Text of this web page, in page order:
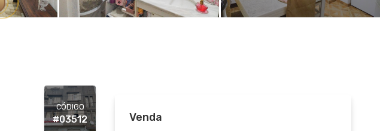
CÓDIGO
#03512 Venda